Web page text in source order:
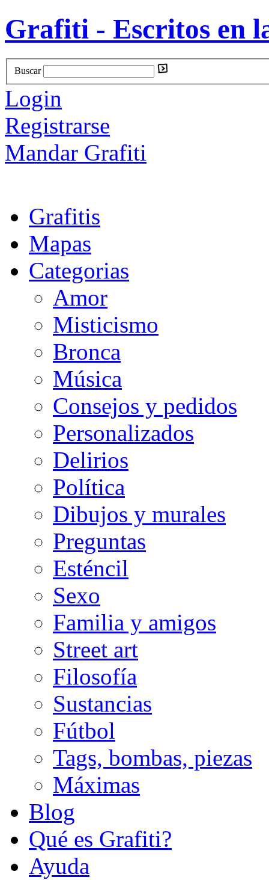
Grafiti - Escritos en
Buscar
Login
Registrarse
Mandar Grafiti
Grafitis
Mapas
Categorias
Amor
Misticismo
Bronca
Música
Consejos y pedidos
Personalizados
Delirios
Política
Dibujos y murales
Preguntas
Esténcil
Sexo
Familia y amigos
Street art
Filosofía
Sustancias
Fútbol
Tags, bombas, piezas
Máximas
Blog
Qué es Grafiti?
Ayuda